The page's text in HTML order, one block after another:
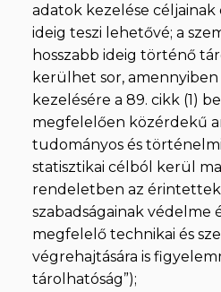
adatok kezelése céljainak
ideig teszi lehetővé; a
hosszabb ideig történő
kerülhet sor, amennyiben
kezelésére a 89. cikk (1)
megfelelően közérdekű
tudományos és
statisztikai célból kerül
rendeletben az érintettek
szabadságainak
megfelelő technikai és
végrehajtására is
tárolhatóság”);